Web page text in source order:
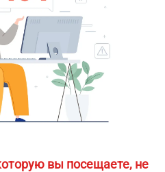
вы посещаете, не